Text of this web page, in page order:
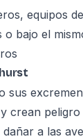
equipos
o bajo el
sus
crean
a las